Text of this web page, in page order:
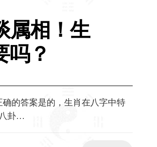
属相！生
吗？
确的答案是的，生肖在八字中特
卦…